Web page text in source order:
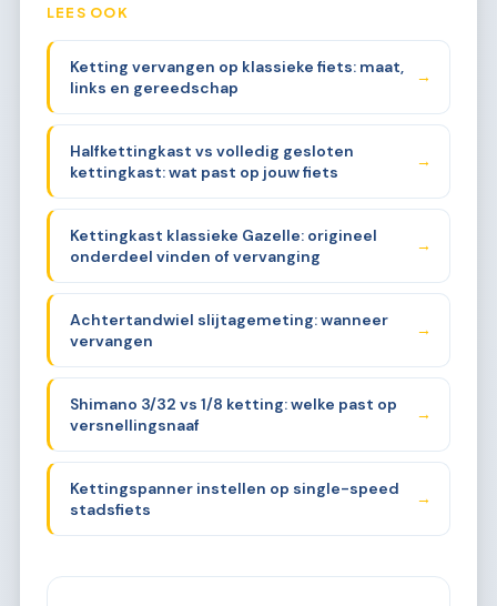
LEES OOK
Ketting vervangen op klassieke fiets: maat,
links en gereedschap
→
Halfkettingkast vs volledig gesloten
kettingkast: wat past op jouw fiets
→
Kettingkast klassieke Gazelle: origineel
onderdeel vinden of vervanging
→
Achtertandwiel slijtagemeting: wanneer
vervangen
→
Shimano 3/32 vs 1/8 ketting: welke past op
versnellingsnaaf
→
Kettingspanner instellen op single-speed
stadsfiets
→